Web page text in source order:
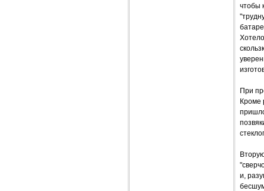
чтобы
При
Кроме
и,